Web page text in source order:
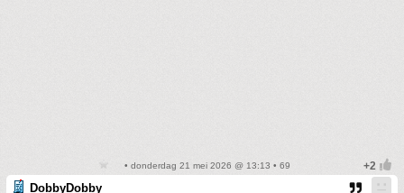
• donderdag 21 mei 2026 @ 13:13 • 69
DobbyDobby